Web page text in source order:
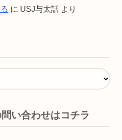
に USJ与太話 より
い合わせはコチラ